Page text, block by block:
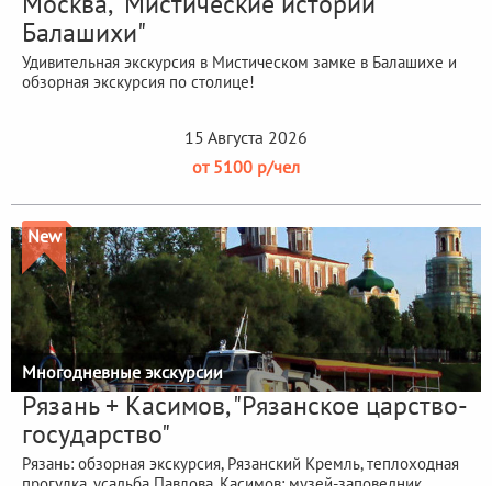
Балашихи"
Удивительная экскурсия в Мистическом замке в Балашихе и
обзорная экскурсия по столице!
15 Августа 2026
от 5100 р/чел
New
Многодневные экскурсии
Рязань + Касимов, "Рязанское царство-
государство"
Рязань: обзорная экскурсия, Рязанский Кремль, теплоходная